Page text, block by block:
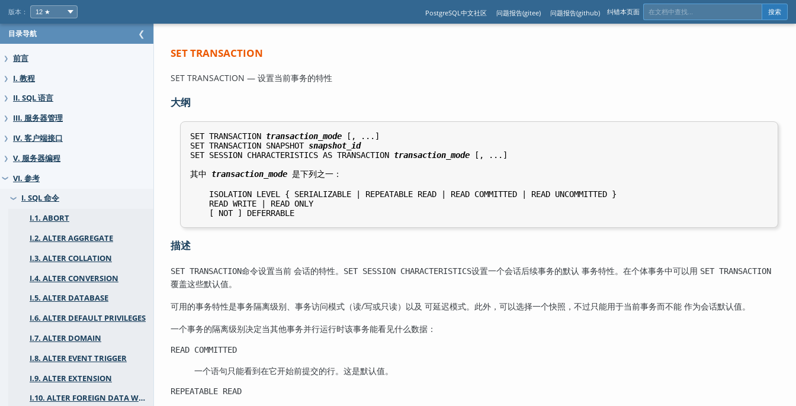
版本： PostgreSQL中文社区 问题报告(gitee) 问题报告(github) 纠错本页面 搜索
目录导航 ❮
❯ 前言
❯ I. 教程
❯ II. SQL 语言
❯ III. 服务器管理
❯ IV. 客户端接口
❯ V. 服务器编程
❯ VI. 参考
❯
I. SQL 命令
I.1. ABORT
I.2. ALTER AGGREGATE
I.3. ALTER COLLATION
I.4. ALTER CONVERSION
I.5. ALTER DATABASE
I.6. ALTER DEFAULT PRIVILEGES
I.7. ALTER DOMAIN
I.8. ALTER EVENT TRIGGER
I.9. ALTER EXTENSION
I.10. ALTER FOREIGN DATA WRAPPER
SET TRANSACTION
SET TRANSACTION — 设置当前事务的特性
大纲
SET TRANSACTION transaction_mode [, ...]
SET TRANSACTION SNAPSHOT snapshot_id
SET SESSION CHARACTERISTICS AS TRANSACTION transaction_mode [, ...]
其中 transaction_mode 是下列之一：
    ISOLATION LEVEL { SERIALIZABLE | REPEATABLE READ | READ COMMITTED | READ UNCOMMITTED }
    READ WRITE | READ ONLY
描述
SET TRANSACTION命令设置当前 会话的特性。 SET SESSION CHARACTERISTICS设置一个会话后续事务的默认 事务特性。在个体事务中可以用 SET TRANSACTION
覆盖这些默认值。
可用的事务特性是事务隔离级别、事务访问模式（读/写或只读）以及 可延迟模式。此外，可以选择一个快照，不过只能用于当前事务而不能 作为会话默认值。
一个事务的隔离级别决定当其他事务并行运行时该事务能看见什么数据：
READ COMMITTED
一个语句只能看到在它开始前提交的行。这是默认值。
REPEATABLE READ